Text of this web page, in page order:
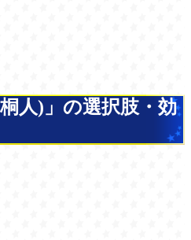
人)」の選択肢・効